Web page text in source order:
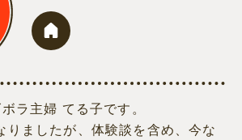
ラ主婦 てる子です。
りましたが、体験談を含め、今な